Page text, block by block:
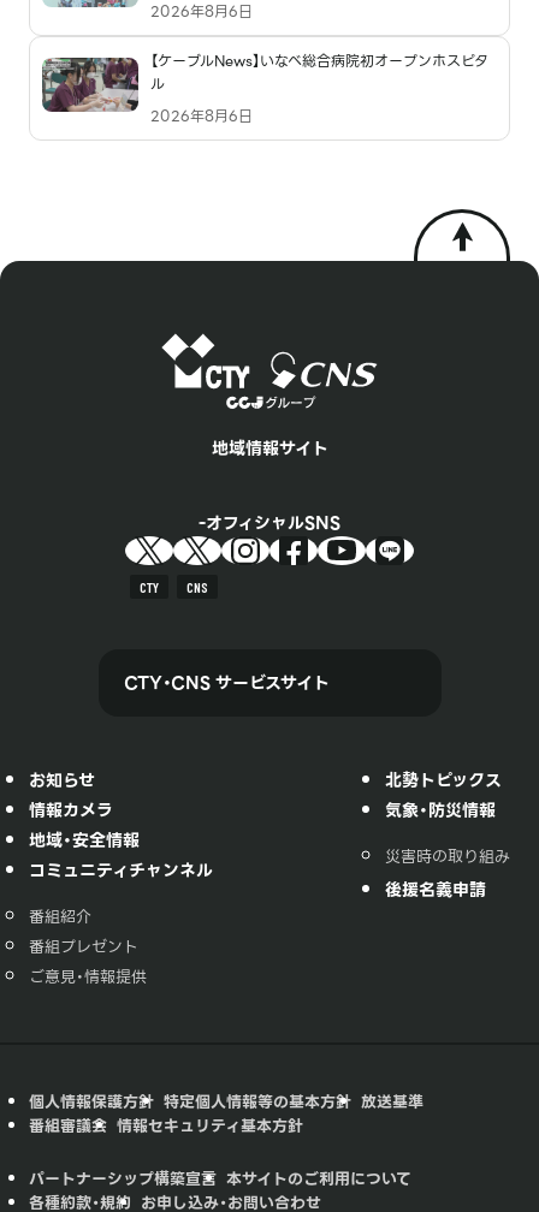
2026年8月6日
【ケーブルNews】いなべ総合病院初オープンホスピタ
ル
2026年8月6日
地域情報サイト
オフィシャルSNS
CTY CNS
CTY・CNS サービスサイト
お知らせ
情報カメラ
地域・安全情報
コミュニティチャンネル
番組紹介
番組プレゼント
ご意見・情報提供
北勢トピックス
気象・防災情報
災害時の取り組み
後援名義申請
個人情報保護方針 特定個人情報等の基本方針 放送基準
番組審議会 情報セキュリティ基本方針
パートナーシップ構築宣言 本サイトのご利用について
各種約款・規約 お申し込み・お問い合わせ